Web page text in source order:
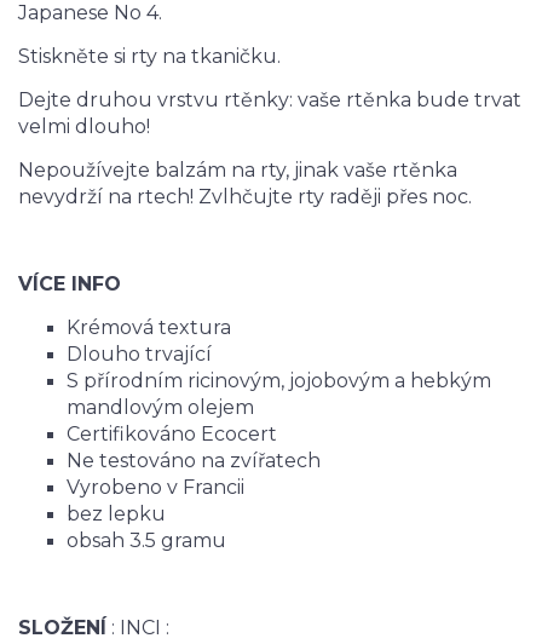
Japanese No 4.
Stiskněte si rty na tkaničku.
Dejte druhou vrstvu rtěnky: vaše rtěnka bude trvat
velmi dlouho!
Nepoužívejte balzám na rty, jinak vaše rtěnka
nevydrží na rtech! Zvlhčujte rty raději přes noc.
VÍCE INFO
Krémová textura
Dlouho trvající
S přírodním ricinovým, jojobovým a hebkým
mandlovým olejem
Certifikováno Ecocert
Ne testováno na zvířatech
Vyrobeno v Francii
bez lepku
obsah 3.5 gramu
SLOŽENÍ
: INCI :